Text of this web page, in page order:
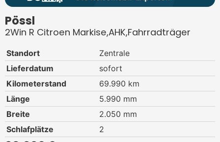
Pössl
2Win R Citroen Markise,AHK,Fahrradträger
Standort
Zentrale
Lieferdatum
sofort
Kilometerstand
69.990 km
Länge
5.990 mm
Breite
2.050 mm
Schlafplätze
2